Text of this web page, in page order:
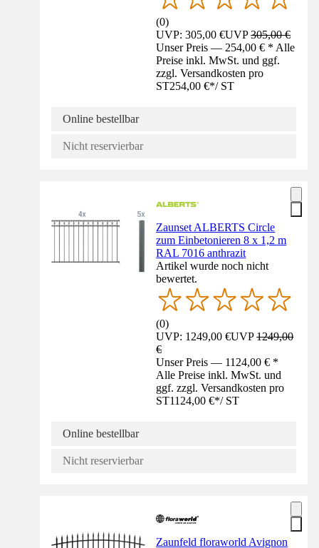
(0)
UVP: 305,00 €UVP305,00 €
Unser Preis — 254,00 € * Alle
Preise inkl. MwSt. und ggf.
zzgl. Versandkosten pro
ST254,00 €*/ ST
Online bestellbar
Nicht reservierbar
Zaunset ALBERTS Circle
zum Einbetonieren 8 x 1,2 m
RAL 7016 anthrazit
Artikel wurde noch nicht
bewertet.
(0)
UVP: 1249,00 €UVP1249,00
€
Unser Preis — 1124,00 € *
Alle Preise inkl. MwSt. und
ggf. zzgl. Versandkosten pro
ST1124,00 €*/ ST
Online bestellbar
Nicht reservierbar
Zaunfeld floraworld Avignon